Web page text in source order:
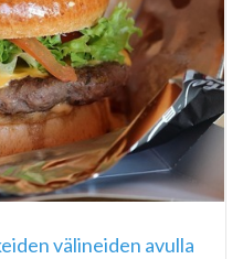
välineiden avulla